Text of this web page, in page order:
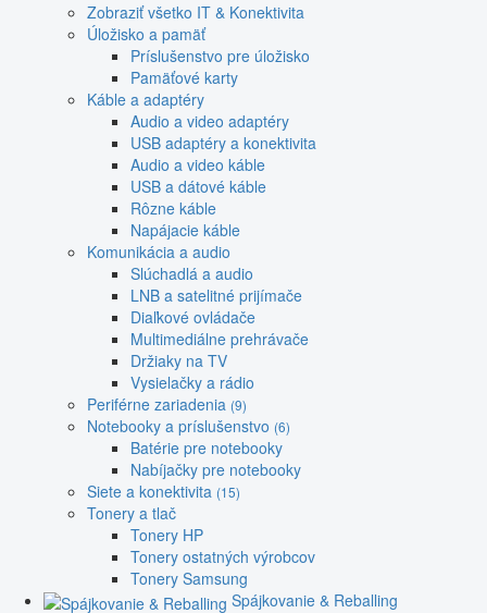
Zobraziť všetko IT & Konektivita
Úložisko a pamäť
Príslušenstvo pre úložisko
Pamäťové karty
Káble a adaptéry
Audio a video adaptéry
USB adaptéry a konektivita
Audio a video káble
USB a dátové káble
Rôzne káble
Napájacie káble
Komunikácia a audio
Slúchadlá a audio
LNB a satelitné prijímače
Diaľkové ovládače
Multimediálne prehrávače
Držiaky na TV
Vysielačky a rádio
Periférne zariadenia (9)
Notebooky a príslušenstvo (6)
Batérie pre notebooky
Nabíjačky pre notebooky
Siete a konektivita (15)
Tonery a tlač
Tonery HP
Tonery ostatných výrobcov
Tonery Samsung
Spájkovanie & Reballing